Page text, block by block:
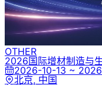
OTHER
2026国际增材制造与
2026-10-13 ~
北京, 中国